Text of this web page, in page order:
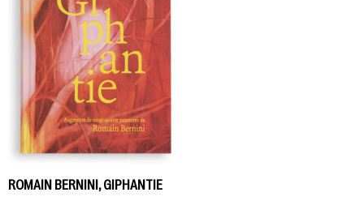
ROMAIN BERNINI, GIPHANTIE